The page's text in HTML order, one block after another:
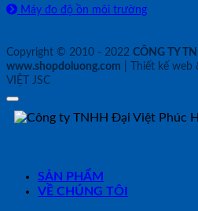
Máy đo độ ồn môi trường
Copyright © 2010 - 2022 CÔNG TY
www.shopdoluong.com | Thiết kế web
VIỆT JSC
SẢN PHẨM
VỀ CHÚNG TÔI